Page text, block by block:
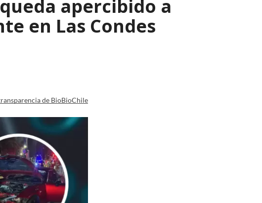
apercibido a
en Las Condes
de BioBioChile